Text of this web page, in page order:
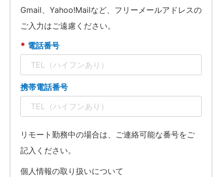
Gmail、Yahoo!Mailなど、フリーメールアドレスの
ご入力はご遠慮ください。
電話番号
*
携帯電話番号
リモート勤務中の場合は、ご連絡可能な番号をご
記入ください。
個人情報の取り扱いについて